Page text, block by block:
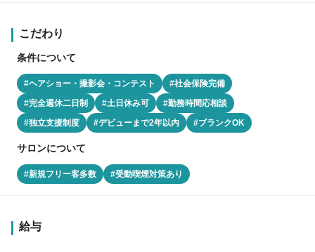
こだわり
条件について
#ヘアショー・撮影会・コンテスト
#社会保険完備
#完全週休二日制
#土日休み可
#勤務時間応相談
#独立支援制度
#デビューまで2年以内 #ブランクOK
サロンについて
#新規フリー客多数 #受動喫煙対策あり
給与